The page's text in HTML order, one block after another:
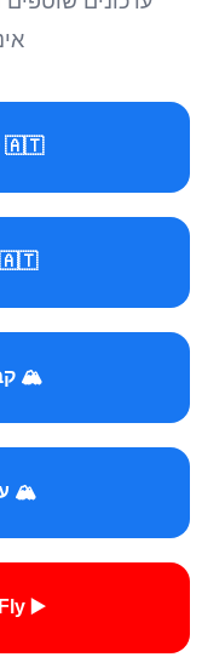
🇦🇹 קבוצת וינה למטיילים
🇦🇹 עמוד וינה למטיילים
🏔️
🏔️
▶️ YouTube - WhereToFly